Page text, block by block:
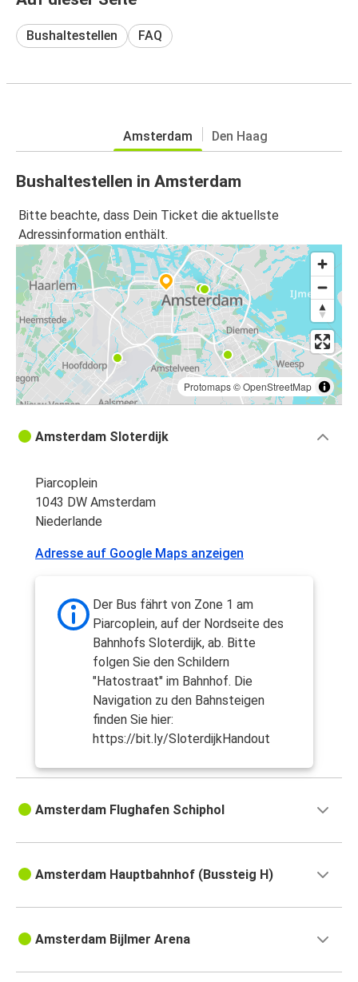
Bushaltestellen FAQ
Amsterdam Den Haag
Bushaltestellen in Amsterdam
Bitte beachte, dass Dein Ticket die aktuellste
Adressinformation enthält.
Protomaps©OpenStreetMap
Amsterdam Sloterdijk
Piarcoplein
1043 DW Amsterdam
Niederlande
Adresse auf Google Maps anzeigen
Der Bus fährt von Zone 1 am
Piarcoplein, auf der Nordseite des
Bahnhofs Sloterdijk, ab. Bitte
folgen Sie den Schildern
"Hatostraat" im Bahnhof. Die
Navigation zu den Bahnsteigen
finden Sie hier:
https://bit.ly/SloterdijkHandout
Amsterdam Flughafen Schiphol
Amsterdam Hauptbahnhof (Bussteig H)
Amsterdam Bijlmer Arena